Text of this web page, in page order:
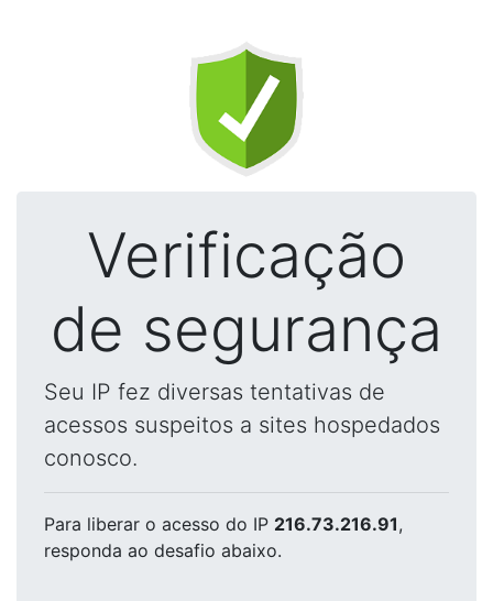
Verificação
de segurança
Seu IP fez diversas tentativas de
acessos suspeitos a sites hospedados
conosco.
Para liberar o acesso do IP 216.73.216.91,
responda ao desafio abaixo.